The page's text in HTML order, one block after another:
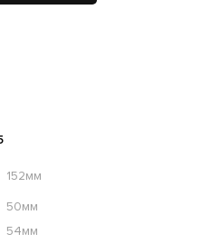
152мм
50мм
54мм